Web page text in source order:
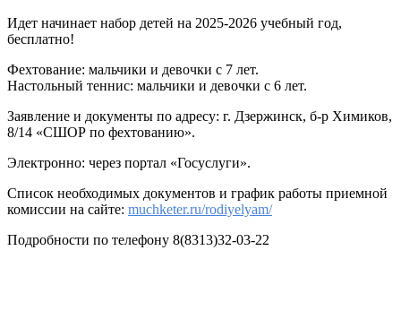
Идет начинает набор детей на 2025-2026 учебный год,
бесплатно!
Фехтование: мальчики и девочки с 7 лет.
Настольный теннис: мальчики и девочки с 6 лет.
Заявление и документы по адресу: г. Дзержинск, б-р Химиков,
8/14 «СШОР по фехтованию».
Электронно: через портал «Госуслуги».
Список необходимых документов и график работы приемной
комиссии на сайте: muchketer.ru/rodiyelyam/
Подробности по телефону 8(8313)32-03-22